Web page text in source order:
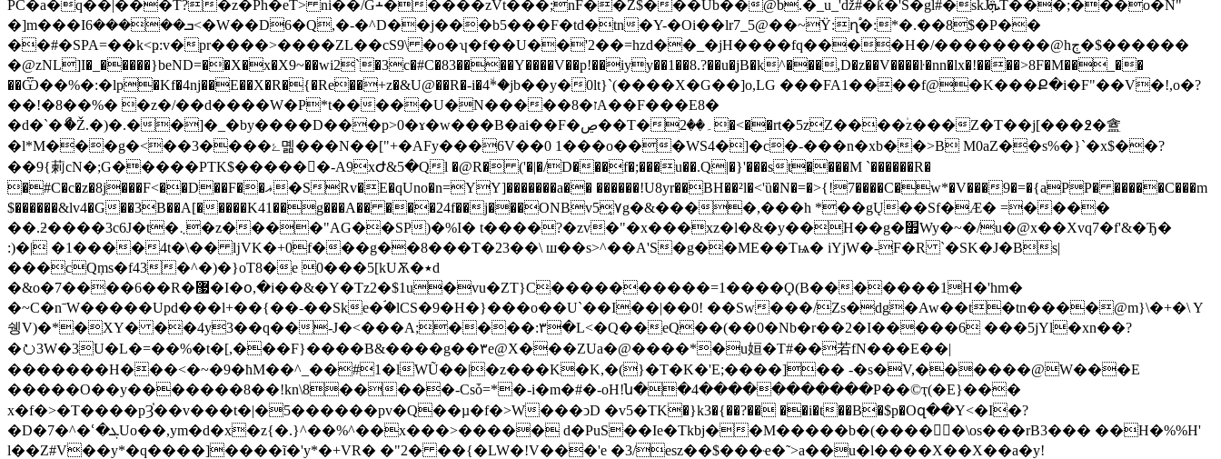
PC�a�q��|���T?�z�Ph�eT> ni��/G﬩�����zVt���;nF��Z$���Ǔb��@b.�_u_'ǆ#�ƙ�'S�gl#�skJܞT���;���o�N"
�]m���Iܒ�����6<�W��D6�Q,�-�^D��j���b5���F�td�tn�Y-�Oi��lr7_5@��~Ÿ:ղ֠�:*�.��8$�P��
��#�SPA=��k<ҏ:v�pr����>����ZL��cS9\ �o�ʮ�f��U��'2��=hzd��_�jH����fq����H�/��������@hڄ�$������
�@zNL]I�_�����}beND=��X�x�X9~��wi2`�3c�#C�83����Y����V��p!��iyy��1��8.?��u�jB�k^���,D�z��V����ŀ�nn�lx�!����>8F�M��_��
��Ѿ��%�:�lp�Kf�4ǌ��E��X�R�{�Re��+z�&U@��R�-i�4٘*�jb��y�0lt}`(����X�G��]o,LG ���FA1����f@�K���Ք�i�F"��V�!,o�?
��!�8��%� �z�/��d����W�P*t�����U�N�����8�זA��F���E8�
�d�`�ޯ�Ž.�)�.��]�_�by����D���p>0�ɤ�w���B�ai��F�ڝ��T�۔��2�<��rt�5zZ����۠z���Z�T��j[���߶�盦
�l*M���g�<��3����ۓ몖���N��["+�AFy���6V��0 1���о���WS4�]�c�-���n�xb��>B M0aZ��s%�}`�x$��?
��9{䓶cN�;G�����PTK$������ِ-A9xԺ&5�Ql �@R� ('�|�/D���f�;���u��.Q|�}'���st����M `������R�
�#C�c�z�8j���F<��D��F��ޣ�SRv�E�qUno�n=YY]�������a�� ������!U8yr��BH��²l�<'ȕ�N�=�>{!7����C�w*�V���9�=�{aPP� �����C���m
$������&lv4�G��3B��A[�����K41��g���A�� ���24f��j���ONBv5̜۷g�&����,���h *��gŲ��Sf�Æ� =����
��.ƻ����3c6J�t�܆�z����"AG��SP)�%I� t����?�zv�"�x���xz�l�&�y��H��g�׿Wy�~�/u�@x��Xvq7�f'&�Ђ�
:)�| �1����4t�\�� ǉVK�+0f���g��8���T�23��\ ш��s>^��A'S�g��ME��Tѩ� iYjW�-F�R `�SK�J�Bs|
���cQٜms�f43�^�)�}oT8�e 0���5[kUѪ�٭d
�&o�7����6��R�޷�I�օ,�i��&�Y�Tz2�$1u�vu�ZT}C����������=1����Ϙ(B�������1H�'hm�
�~C�nˉW�����Upd���l+��{��-��Ske�ۘ�lCS�9�H�}���o��U`��I��|��0! ��Sw���/Zs�dg�Aw��t�tn����@m}\�+�\ Y
쉥V)�*�XY� ��4y3��q��-J�<���A;����:٣�L<�Q��eQ��(��0�Nb�r��2�I�����6 ���5jYl�xn��?
�⭮3W�3U�L�=��%�t�[,���F}����B&����g��٣e@X���ZUa�@����*�u姮�T#��若fN���E��|
�������H���<�~�9�ħM��^_��#1�lWŨ��|�z���K�K,�(}�T�K�'E;����]�� -�s�V,������@W���E
�����O��y�������8��!kn\8�����-Csȱ=*�-i�m�#�-oH!ն��4�����������P��©ҭ(�E}���
x�f�>�T����pȜ֓��v���t�|�5������pv�Q��µ�f�>W���ͻD �v5�ΤK�}k3�{��?�� ��i�t��B�$p�Oզ��Y<�I�?
�D�7�^�ՙ�ܓUo��,ym�d�x�z{�.}^��%^��x���>����� d�PuS��Ie�Tkbj��M�����b�(����􆟲 �\os���rB3��� ��H�%%H'
l��Z#V��y*�q����]����ĩ�'y*�+VR� �"2� ��{�LW�!V���'e �3/esz��$���ҽ�˜>a��u�l����X��X��a�y!